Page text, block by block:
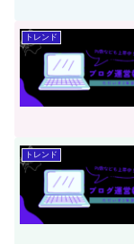
トレンド
トレンド